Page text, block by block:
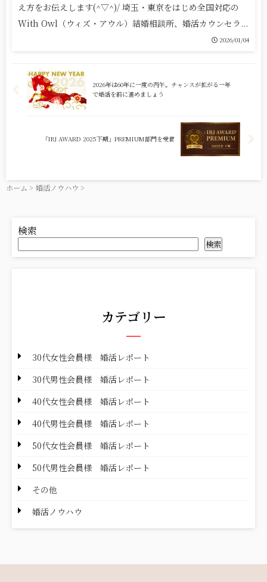
え方をお伝えします(^▽^)/ 埼玉・東京をはじめ全国対応の
With Owl（ウィズ・アウル）結婚相談所、婚活カウンセラ...
2026/01/04
2026年は60年に一度の丙午。チャンスが拡がる一年
で婚活を前に進めましょう
「IBJ AWARD 2025下期」PREMIUM部門を受賞
ホーム > 婚活ノウハウ >
検索
検索
カテゴリー
30代女性会員様 婚活レポート
30代男性会員様 婚活レポート
40代女性会員様 婚活レポート
40代男性会員様 婚活レポート
50代女性会員様 婚活レポート
50代男性会員様 婚活レポート
その他
婚活ノウハウ